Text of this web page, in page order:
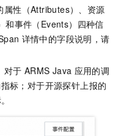
属性（Attributes）、资源
和事件（Events）四种信
详情中的字段说明，请
对于 ARMS Java 应用的调
标；对于开源探针上报的